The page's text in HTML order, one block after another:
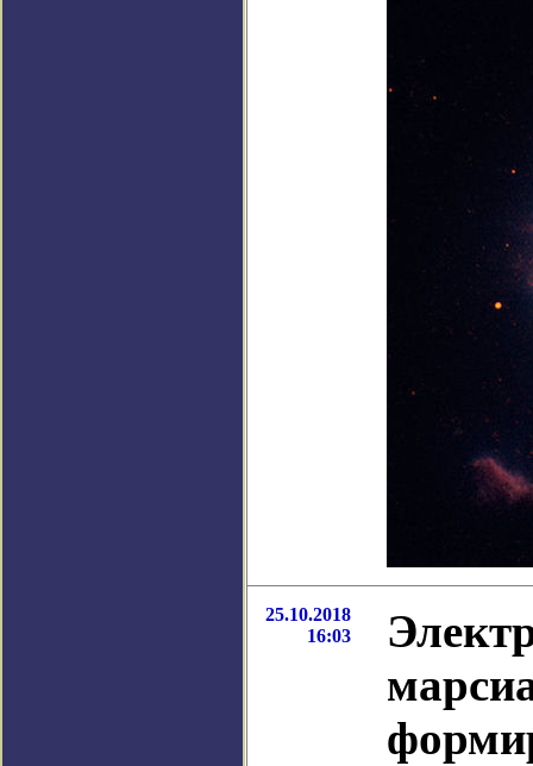
25.10.2018
16:03